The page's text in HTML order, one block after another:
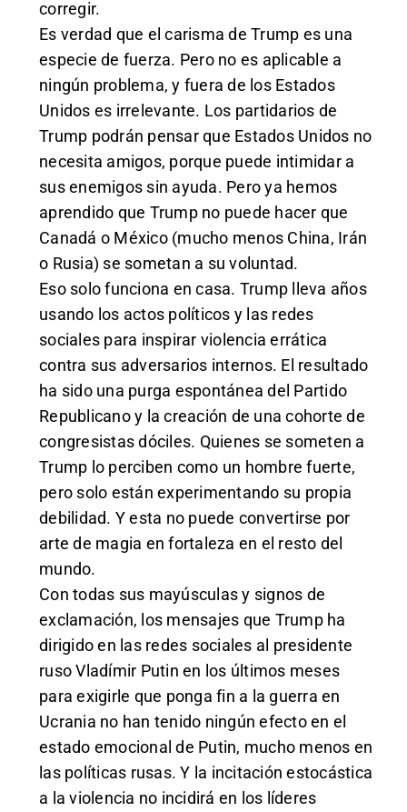
corregir.
Es verdad que el carisma de Trump es una
especie de fuerza. Pero no es aplicable a
ningún problema, y fuera de los Estados
Unidos es irrelevante. Los partidarios de
Trump podrán pensar que Estados Unidos no
necesita amigos, porque puede intimidar a
sus enemigos sin ayuda. Pero ya hemos
aprendido que Trump no puede hacer que
Canadá o México (mucho menos China, Irán
o Rusia) se sometan a su voluntad.
Eso solo funciona en casa. Trump lleva años
usando los actos políticos y las redes
sociales para inspirar violencia errática
contra sus adversarios internos. El resultado
ha sido una purga espontánea del Partido
Republicano y la creación de una cohorte de
congresistas dóciles. Quienes se someten a
Trump lo perciben como un hombre fuerte,
pero solo están experimentando su propia
debilidad. Y esta no puede convertirse por
arte de magia en fortaleza en el resto del
mundo.
Con todas sus mayúsculas y signos de
exclamación, los mensajes que Trump ha
dirigido en las redes sociales al presidente
ruso Vladímir Putin en los últimos meses
para exigirle que ponga fin a la guerra en
Ucrania no han tenido ningún efecto en el
estado emocional de Putin, mucho menos en
las políticas rusas. Y la incitación estocástica
a la violencia no incidirá en los líderes